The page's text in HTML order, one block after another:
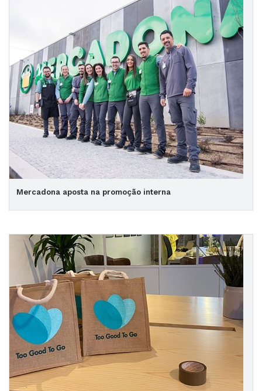
Mercadona aposta na promoção interna